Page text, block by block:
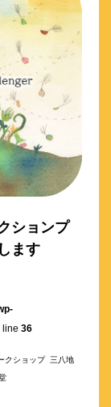
ションプ
ます
36
クショップ
三八地